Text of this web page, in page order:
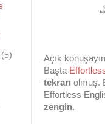
Açık
Başta
tekrarı olmuş.
Effortless
zengin.
(5)